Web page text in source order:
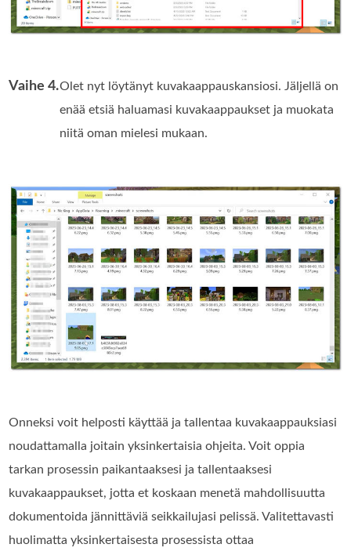
Vaihe 4.Olet nyt löytänyt kuvakaappauskansiosi. Jäljellä on
enää etsiä haluamasi kuvakaappaukset ja muokata
niitä oman mielesi mukaan.
Onneksi voit helposti käyttää ja tallentaa kuvakaappauksiasi
noudattamalla joitain yksinkertaisia ohjeita. Voit oppia
tarkan prosessin paikantaaksesi ja tallentaaksesi
kuvakaappaukset, jotta et koskaan menetä mahdollisuutta
dokumentoida jännittäviä seikkailujasi pelissä. Valitettavasti
huolimatta yksinkertaisesta prosessista ottaa